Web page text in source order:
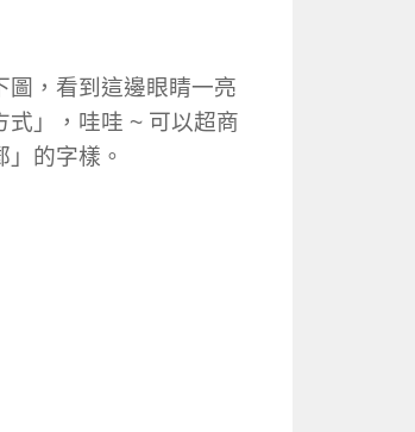
圖，看到這邊眼睛一亮
式」，哇哇 ~ 可以超商
的字樣。